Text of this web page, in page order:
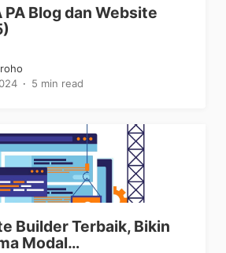
PA Blog dan Website
5 min read
Builder Terbaik, Bikin
Modal…